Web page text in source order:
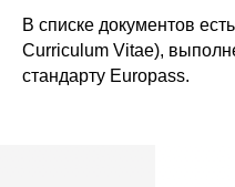
В списке документов
Curriculum Vitae),
стандарту Europass.